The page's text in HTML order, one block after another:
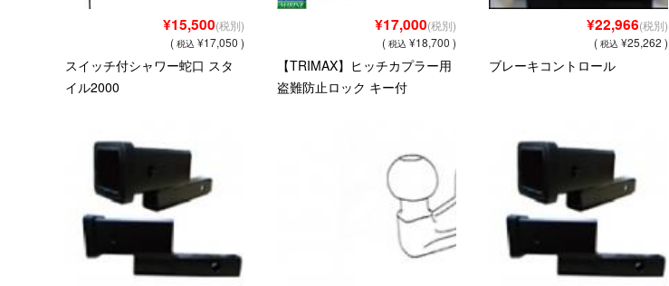
¥15,500(税別)
( 税込 ¥17,050 )
スイッチ付シャワー蛇口 スタ
イル2000
¥17,000(税別)
( 税込 ¥18,700 )
【TRIMAX】ヒッチカプラー用
盗難防止ロック キー付
¥22,966(税別)
( 税込 ¥25,262 )
ブレーキコントロール